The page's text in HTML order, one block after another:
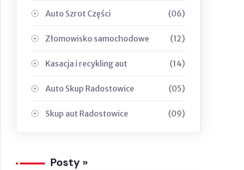
Auto Szrot Części (06)
Złomowisko samochodowe (12)
Kasacja i recykling aut (14)
Auto Skup Radostowice (05)
Skup aut Radostowice (09)
Posty »